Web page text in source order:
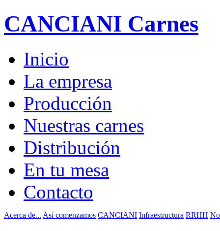
CANCIANI Carnes
Inicio
La empresa
Producción
Nuestras carnes
Distribución
En tu mesa
Contacto
Acerca de... Así comenzamos CANCIANI Infraestructura RRHH